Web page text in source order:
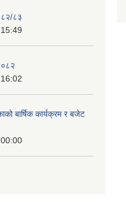
८३
बार्षिक कार्यक्रम र बजेट